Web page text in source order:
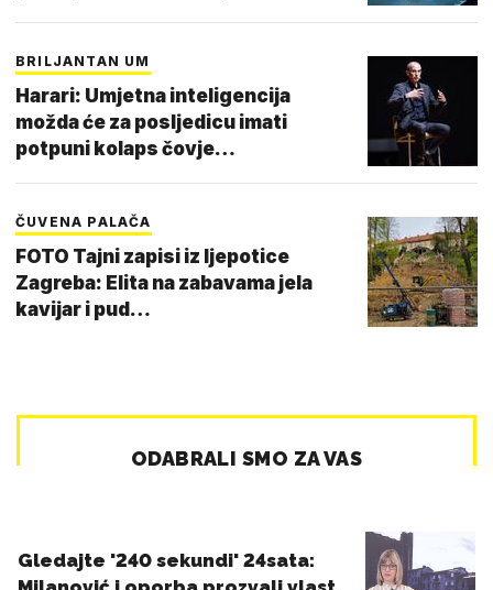
BRILJANTAN UM
Harari: Umjetna inteligencija
možda će za posljedicu imati
potpuni kolaps čovje…
ČUVENA PALAČA
FOTO Tajni zapisi iz ljepotice
Zagreba: Elita na zabavama jela
kavijar i pud…